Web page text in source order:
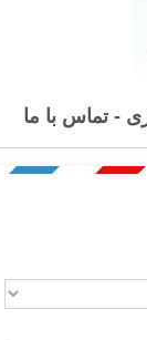
با ما